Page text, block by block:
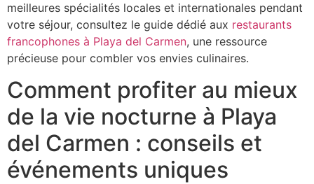
meilleures spécialités locales et internationales pendant
votre séjour, consultez le guide dédié aux restaurants
francophones à Playa del Carmen, une ressource
précieuse pour combler vos envies culinaires.
Comment profiter au mieux
de la vie nocturne à Playa
del Carmen : conseils et
événements uniques